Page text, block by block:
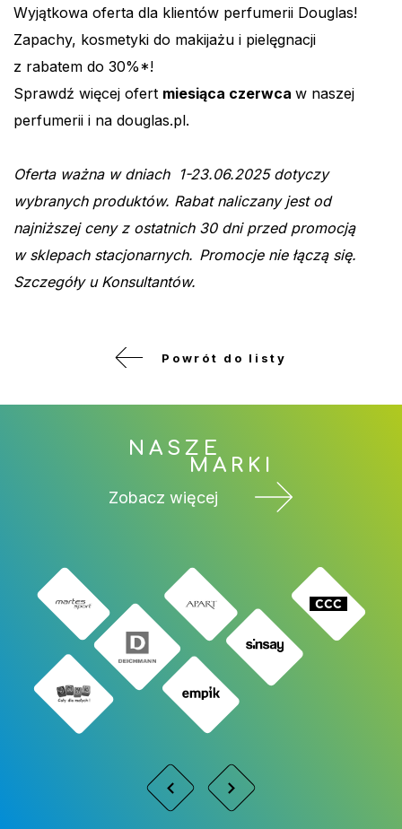
Wyjątkowa oferta dla klientów perfumerii Douglas!
Zapachy, kosmetyki do makijażu i pielęgnacji
z rabatem do 30%*!
Sprawdź więcej ofert miesiąca czerwca w naszej
perfumerii i na douglas.pl.
Oferta ważna w dniach 1-23.06.2025 dotyczy
wybranych produktów. Rabat naliczany jest od
najniższej ceny z ostatnich 30 dni przed promocją
w sklepach stacjonarnych. Promocje nie łączą się.
Szczegóły u Konsultantów.
Powrót do listy
NASZE
MARKI
Zobacz więcej